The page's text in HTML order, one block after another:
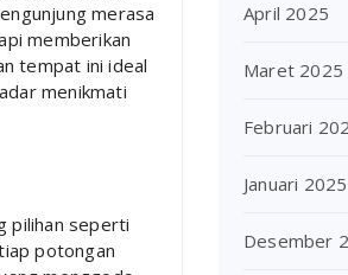
merasa
memberikan
tempat ini ideal
menikmati
pilihan seperti
potongan
April 2025
Maret 2025
Februari
Januari 2025
Desember